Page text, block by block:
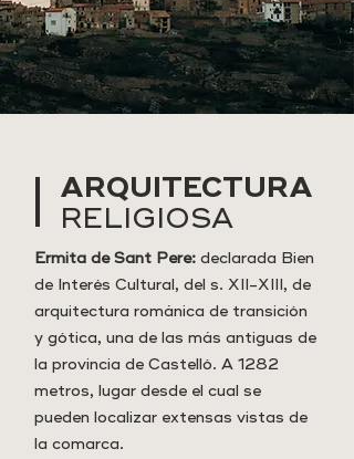
ARQUITECTURA
RELIGIOSA
Ermita de Sant Pere: declarada Bien
de Interés Cultural, del s. XII-XIII, de
arquitectura románica de transición
y gótica, una de las más antiguas de
la provincia de Castelló. A 1282
metros, lugar desde el cual se
pueden localizar extensas vistas de
la comarca.